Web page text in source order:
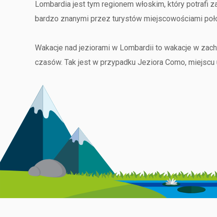
Lombardia jest tym regionem włoskim, który potrafi
bardzo znanymi przez turystów miejscowościami
Wakacje nad jeziorami w Lombardii to wakacje w
czasów. Tak jest w przypadku Jeziora Como,
uwagę zasługuje Jezioro Garda, położone między
w okolicach jeziora Garda, chętnie odwiedzanym
Jeśli natomiast ktoś jest amatorem wakacji w
idealnymi do
wycieczek i uprawiania sportów
miasteczka, cudowne wino i typowo alpejskie
Turyści poszukujący miast pełnych sztuki, muzeów